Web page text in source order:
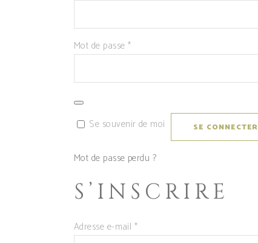
Mot de passe *Obligatoire
Se souvenir de moi SE CONNECTER
Mot de passe perdu ?
S’INSCRIRE
Adresse e-mail *Obligatoire